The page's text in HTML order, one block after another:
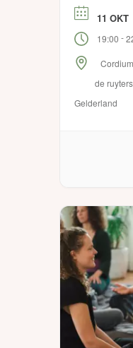
met een
ruimte
11 OKT
19:00 -
Cordium
de
Gelderland